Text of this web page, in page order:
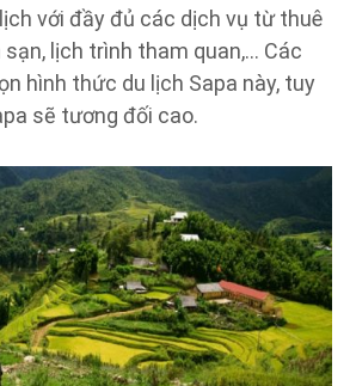
với đầy đủ các dịch vụ từ thuê
sạn, lịch trình tham quan,… Các
hình thức du lịch Sapa này, tuy
sẽ tương đối cao.